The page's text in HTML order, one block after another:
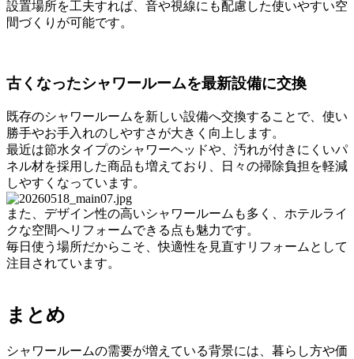
設置場所を工夫すれば、音や視線にも配慮した使いやすい空
間づくりが可能です。
古くなったシャワールームを最新設備に交換
既存のシャワールームを新しい設備へ交換することで、使い
勝手やお手入れのしやすさが大きく向上します。
最近は節水タイプのシャワーヘッドや、汚れが付きにくいパ
ネル材を採用した商品も増えており、日々の掃除負担を軽減
しやすくなっています。
また、デザイン性の高いシャワールームも多く、ホテルライ
クな空間へリフォームできる点も魅力です。
毎日使う場所だからこそ、快適性を見直すリフォームとして
注目されています。
まとめ
シャワールームの需要が増えている背景には、暮らし方や価